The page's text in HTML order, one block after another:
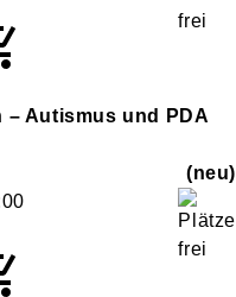
– Autismus und PDA
neu